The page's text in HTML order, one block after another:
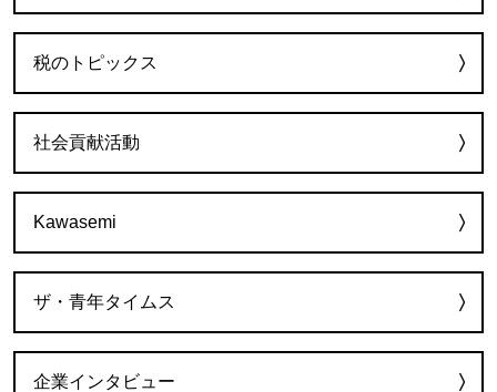
税のトピックス
社会貢献活動
Kawasemi
ザ・青年タイムス
企業インタビュー